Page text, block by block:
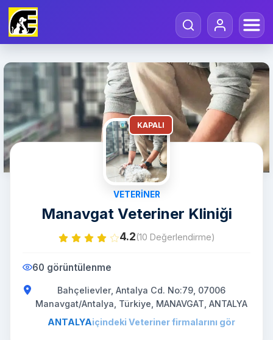
KAPALI
VETERINER
Manavgat Veteriner Kliniği
4.2(10 Değerlendirme)
60 görüntülenme
Bahçelievler, Antalya Cd. No:79, 07006
Manavgat/Antalya, Türkiye, MANAVGAT, ANTALYA
ANTALYAiçindeki Veteriner firmalarını gör